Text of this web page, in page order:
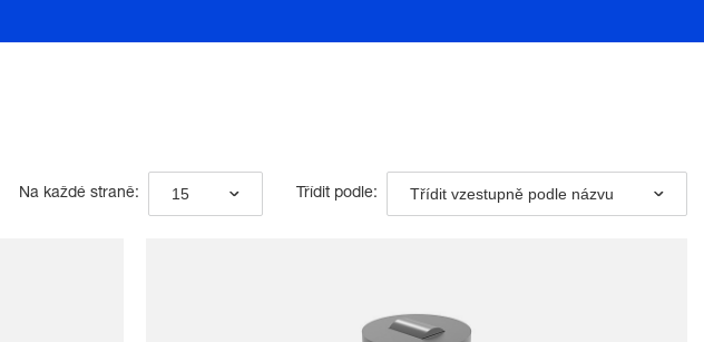
Na každé straně: 15 Třídit podle: Třídit vzestupně podle názvu